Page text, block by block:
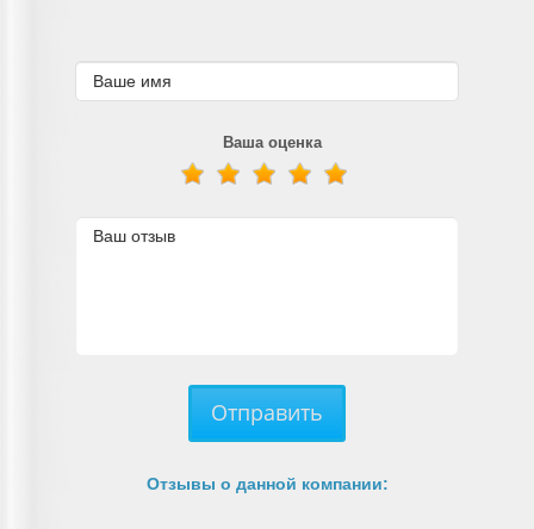
Ваша оценка
Отправить
Отзывы о данной компании: